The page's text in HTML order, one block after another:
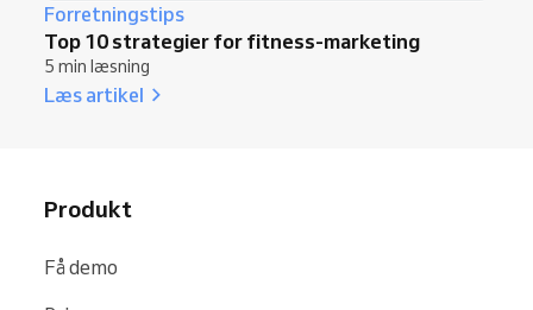
Forretningstips
Top 10 strategier for fitness-marketing
5 min læsning
Læs artikel
Produkt
Få demo